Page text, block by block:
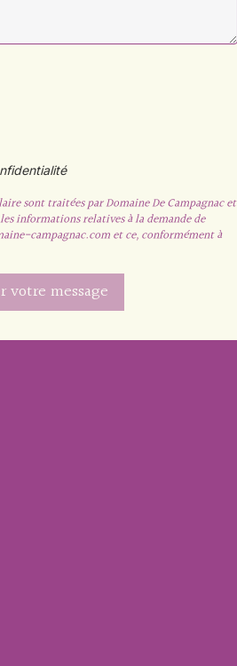
sont traitées par Domaine De Campagnac et
informations relatives à la demande de
campagnac.com et ce, conformément à